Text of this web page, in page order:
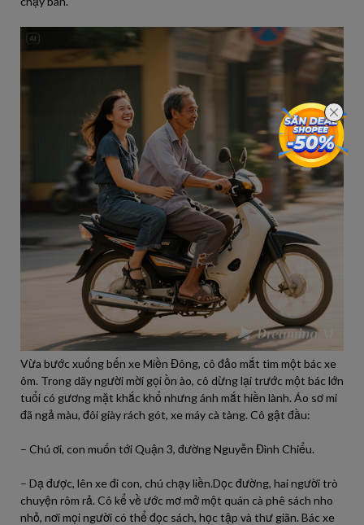
Vừa bước xuống bến xe Miền Đông, cô đảo mắt tìm một bác xe
ôm. Trong dãy người mời gọi ồn ào, cô dừng lại trước một bác lớn
tuổi có gương mặt khắc khổ nhưng ánh mắt hiền lành. Áo sơ mi
đã ngả màu, đôi giày rách gót, xe máy cà tàng. Cô gật đầu:
– Chú ơi, con muốn tới Quận 3, đường Nguyễn Đình Chiểu.
– Dạ được, lên xe đi con, chú chạy liền.Dọc đường, hai người trò
chuyện rôm rả. Cô kể về ước mơ mở một quán cà phê sách nho
nhỏ, nơi mọi người có thể đọc sách, học tập và thư giãn. Bác xe